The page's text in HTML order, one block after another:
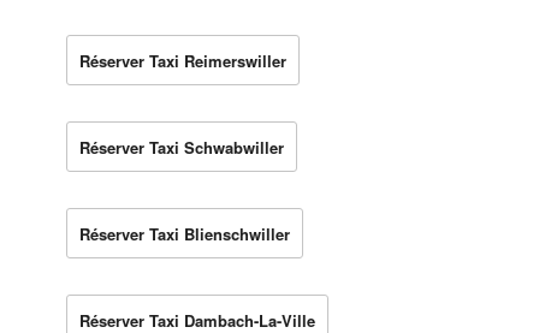
Réserver Taxi Reimerswiller
Réserver Taxi Schwabwiller
Réserver Taxi Blienschwiller
Réserver Taxi Dambach-La-Ville